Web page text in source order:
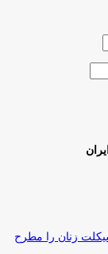
زنان را مطرح